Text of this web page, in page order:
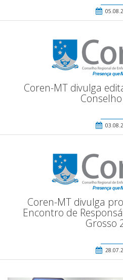
Coren-MT divulga
Coren-MT divulga
Encontro de
Grosso